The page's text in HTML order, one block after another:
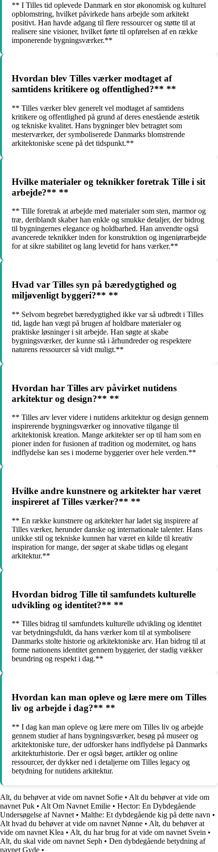
** I Tilles tid oplevede Danmark en stor økonomisk og kulturel
opblomstring, hvilket påvirkede hans arbejde som arkitekt
positivt. Han havde adgang til flere ressourcer og støtte til at
realisere sine visioner, hvilket førte til opførelsen af en række
imponerende bygningsværker.**
Hvordan blev Tilles værker modtaget af
samtidens kritikere og offentlighed?** **
** Tilles værker blev generelt vel modtaget af samtidens
kritikere og offentlighed på grund af deres enestående æstetik
og tekniske kvalitet. Hans bygninger blev betragtet som
mesterværker, der symboliserede Danmarks blomstrende
arkitektoniske scene på det tidspunkt.**
Hvilke materialer og teknikker foretrak Tille i sit
arbejde?** **
** Tille foretrak at arbejde med materialer som sten, marmor og
træ, deriblandt skaber han enkle og smukke detaljer, der bidrog
til bygningernes elegance og holdbarhed. Han anvendte også
avancerede teknikker inden for konstruktion og ingeniørarbejde
for at sikre stabilitet og lang levetid for hans værker.**
Hvad var Tilles syn på bæredygtighed og
miljøvenligt byggeri?** **
** Selvom begrebet bæredygtighed ikke var så udbredt i Tilles
tid, lagde han vægt på brugen af holdbare materialer og
praktiske løsninger i sit arbejde. Han søgte at skabe
bygningsværker, der kunne stå i århundreder og respektere
naturens ressourcer så vidt muligt.**
Hvordan har Tilles arv påvirket nutidens
arkitektur og design?** **
** Tilles arv lever videre i nutidens arkitektur og design gennem
inspirerende bygningsværker og innovative tilgange til
arkitektonisk kreation. Mange arkitekter ser op til ham som en
pioner inden for fusionen af tradition og modernitet, og hans
indflydelse kan ses i moderne byggerier over hele verden.**
Hvilke andre kunstnere og arkitekter har været
inspireret af Tilles værker?** **
** En række kunstnere og arkitekter har ladet sig inspirere af
Tilles værker, herunder danske og internationale talenter. Hans
unikke stil og tekniske kunnen har været en kilde til kreativ
inspiration for mange, der søger at skabe tidløs og elegant
arkitektur.**
Hvordan bidrog Tille til samfundets kulturelle
udvikling og identitet?** **
** Tilles bidrag til samfundets kulturelle udvikling og identitet
var betydningsfuldt, da hans værker kom til at symbolisere
Danmarks stolte historie og arkitektoniske arv. Han bidrog til at
forme nationens identitet gennem byggerier, der stadig vækker
beundring og respekt i dag.**
Hvordan kan man opleve og lære mere om Tilles
liv og arbejde i dag?** **
** I dag kan man opleve og lære mere om Tilles liv og arbejde
gennem studier af hans bygningsværker, besøg på museer og
arkitektoniske ture, der udforsker hans indflydelse på Danmarks
arkitekturhistorie. Der er også bøger, artikler og online
ressourcer, der dykker ned i detaljerne om Tilles legacy og
betydning for nutidens arkitektur.
Alt, du behøver at vide om navnet Sofie • Alt du behøver at vide om
navnet Puk • Alt Om Navnet Emilie • Hector: En Dybdegående
Undersøgelse af Navnet • Malthe: Et dybdegående kig på dette navn •
Alt hvad du behøver at vide om navnet Nønne • Alt, du behøver at
vide om navnet Klea • Alt, du har brug for at vide om navnet Svein •
Alt, du skal vide om navnet Seph • Den dybdegående betydning af
navnet Gyde •